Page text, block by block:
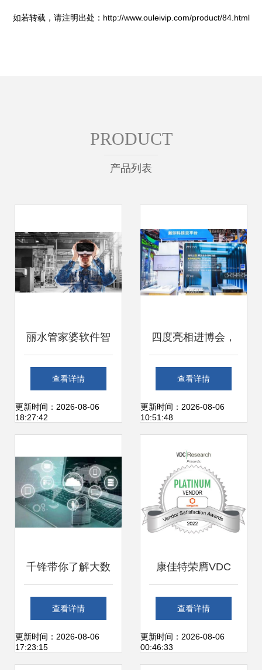
如若转载，请注明出处：http://www.ouleivip.com/product/84.html
PRODUCT
产品列表
丽水管家婆软件智
能工厂丨工贸PRO
的E-MES管理详解
查看详情
更新时间：2026-08-06
18:27:42
四度亮相进博会，
戴尔科技集团用新
技术助力新发展
查看详情
更新时间：2026-08-06
10:51:48
千锋带你了解大数
据的IT分析工具 基
础软件技术服务全
查看详情
更新时间：2026-08-06
17:23:15
康佳特荣膺VDC
Research铂金奖
物联网与嵌入式硬
查看详情
更新时间：2026-08-06
00:46:33